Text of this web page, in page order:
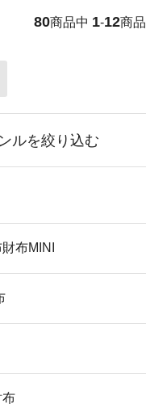
80商品中 1-12商品
ルを絞り込む
布MINI
布